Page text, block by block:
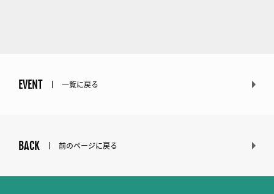
EVENT 一覧に戻る
BACK 前のページに戻る